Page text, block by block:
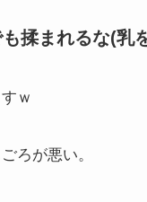
揉まれるな(乳
ｗ
ろが悪い。